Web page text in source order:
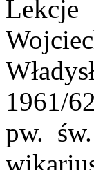
1961/
pw.